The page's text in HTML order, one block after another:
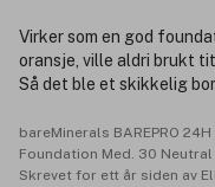
Virker som en god
oransje, ville aldri brukt
Så det ble et skikkelig
bareMinerals BAREPRO
Foundation Med. 30
Skrevet for ett år siden av